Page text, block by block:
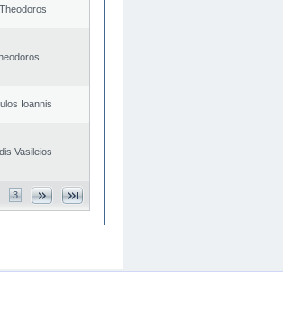
Ioannis
Vasileios
3